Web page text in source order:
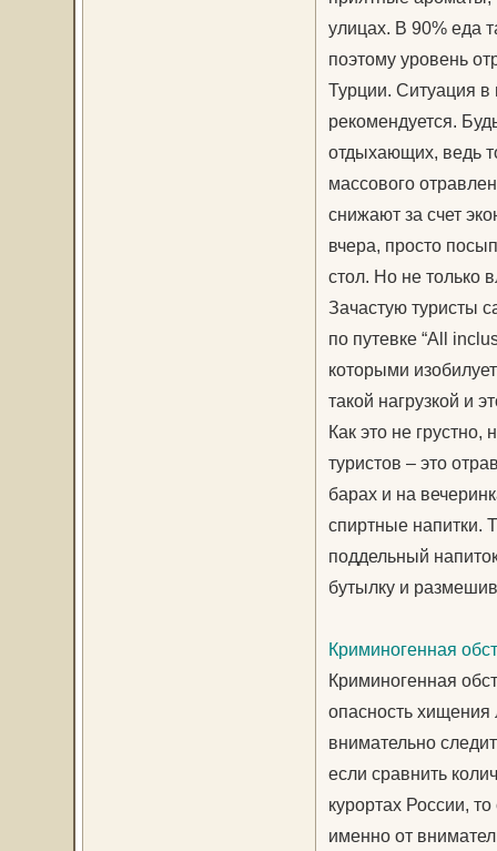
улицах. В 90% еда
поэтому уровень
Турции. Ситуация в
рекомендуется.
отдыхающих, ведь
массового
снижают за счет
вчера, просто
стол. Но не только
Зачастую туристы
по путевке “All
которыми
такой нагрузкой и
Как это не
туристов – это
барах и на
спиртные напитки.
поддельный
бутылку и
Криминогенная
Криминогенная
опасность хищения
внимательно
если сравнить
курортах России,
именно от